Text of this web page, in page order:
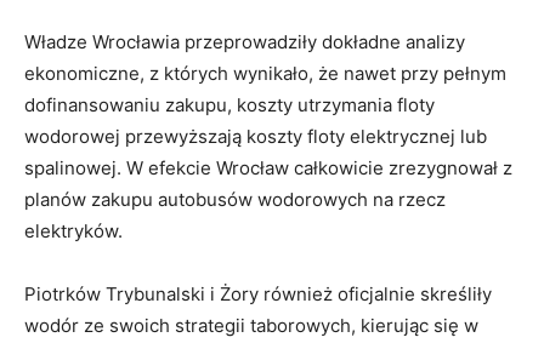
Władze Wrocławia przeprowadziły dokładne analizy
ekonomiczne, z których wynikało, że nawet przy pełnym
dofinansowaniu zakupu, koszty utrzymania floty
wodorowej przewyższają koszty floty elektrycznej lub
spalinowej. W efekcie Wrocław całkowicie zrezygnował z
planów zakupu autobusów wodorowych na rzecz
elektryków.
Piotrków Trybunalski i Żory również oficjalnie skreśliły
wodór ze swoich strategii taborowych, kierując się w